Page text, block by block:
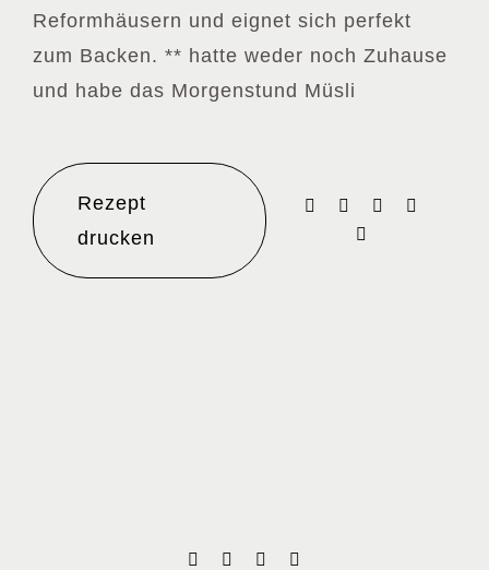
Reformhäusern und eignet sich perfekt
zum Backen. ** hatte weder noch Zuhause
und habe das Morgenstund Müsli
Rezept
drucken
Facebook WhatsApp